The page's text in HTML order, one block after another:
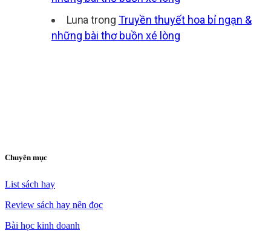
Luna trong Truyền thuyết hoa bỉ ngạn &
những bài thơ buồn xé lòng
Chuyên mục
List sách hay
Review sách hay nên đọc
Bài học kinh doanh